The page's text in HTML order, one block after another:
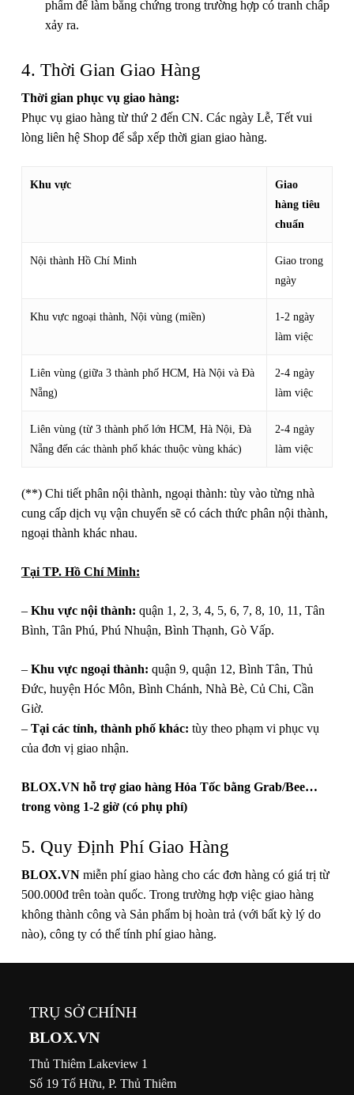
phẩm để làm bằng chứng trong trường hợp có tranh chấp
xảy ra.
4. Thời Gian Giao Hàng
Thời gian phục vụ giao hàng:
Phục vụ giao hàng từ thứ 2 đến CN. Các ngày Lễ, Tết vui
lòng liên hệ Shop để sắp xếp thời gian giao hàng.
Khu vực
Giao
hàng tiêu
chuẩn
Nội thành Hồ Chí Minh
Giao trong
ngày
Khu vực ngoại thành, Nội vùng (miền)
1-2 ngày
làm việc
Liên vùng (giữa 3 thành phố HCM, Hà Nội và Đà
Nẵng)
2-4 ngày
làm việc
Liên vùng (từ 3 thành phố lớn HCM, Hà Nội, Đà
Nẵng đến các thành phố khác thuộc vùng khác)
2-4 ngày
làm việc
(**) Chi tiết phân nội thành, ngoại thành: tùy vào từng nhà
cung cấp dịch vụ vận chuyển sẽ có cách thức phân nội thành,
ngoại thành khác nhau.
Tại TP. Hồ Chí Minh:
– Khu vực nội thành: quận 1, 2, 3, 4, 5, 6, 7, 8, 10, 11, Tân
Bình, Tân Phú, Phú Nhuận, Bình Thạnh, Gò Vấp.
– Khu vực ngoại thành: quận 9, quận 12, Bình Tân, Thủ
Đức, huyện Hóc Môn, Bình Chánh, Nhà Bè, Củ Chi, Cần
Giờ.
– Tại các tỉnh, thành phố khác: tùy theo phạm vi phục vụ
của đơn vị giao nhận.
BLOX.VN hỗ trợ giao hàng Hỏa Tốc bằng Grab/Bee…
trong vòng 1-2 giờ (có phụ phí)
5. Quy Định Phí Giao Hàng
BLOX.VNmiễn phí giao hàng cho các đơn hàng có giá trị từ
500.000đ trên toàn quốc. Trong trường hợp việc giao hàng
không thành công và Sản phẩm bị hoàn trả (với bất kỳ lý do
nào), công ty có thể tính phí giao hàng.
TRỤ SỞ CHÍNH
BLOX.VN
Thủ Thiêm Lakeview 1
Số 19 Tố Hữu, P. Thủ Thiêm